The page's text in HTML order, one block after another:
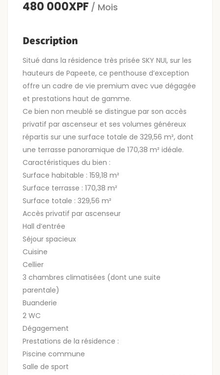
480 000XPF / Mois
Description
Situé dans la résidence très prisée SKY NUI, sur les
hauteurs de Papeete, ce penthouse d’exception
offre un cadre de vie premium avec vue dégagée
et prestations haut de gamme.
Ce bien non meublé se distingue par son accès
privatif par ascenseur et ses volumes généreux
répartis sur une surface totale de 329,56 m², dont
une terrasse panoramique de 170,38 m² idéale.
Caractéristiques du bien :
Surface habitable : 159,18 m²
Surface terrasse : 170,38 m²
Surface totale : 329,56 m²
Accès privatif par ascenseur
Hall d’entrée
Séjour spacieux
Cuisine
Cellier
3 chambres climatisées (dont une suite
parentale)
Buanderie
2 WC
Dégagement
Prestations de la résidence :
Piscine commune
Salle de sport